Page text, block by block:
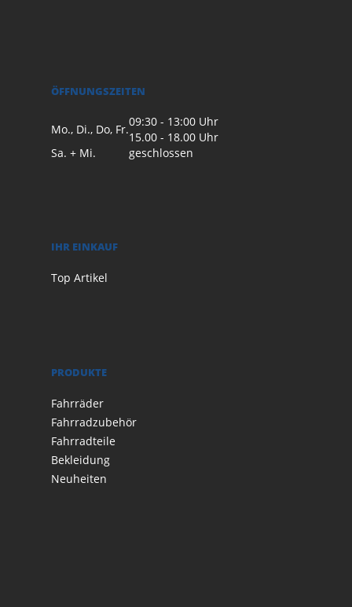
ÖFFNUNGSZEITEN
Mo., Di., Do, Fr.
09:30 - 13:00 Uhr
15.00 - 18.00 Uhr
Sa. + Mi.
geschlossen
IHR EINKAUF
Top Artikel
PRODUKTE
Fahrräder
Fahrradzubehör
Fahrradteile
Bekleidung
Neuheiten